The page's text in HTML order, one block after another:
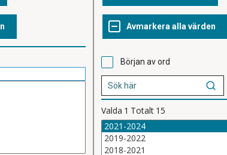
Början av ord
Valda 1 Totalt 15